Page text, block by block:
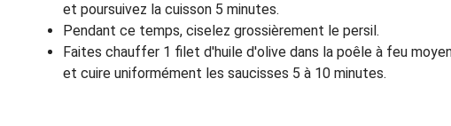
et poursuivez la cuisson 5 minutes.
Pendant ce temps, ciselez grossièrement le persil.
Faites chauffer 1 filet d'huile d'olive dans la poêle à feu
et cuire uniformément les saucisses 5 à 10 minutes.